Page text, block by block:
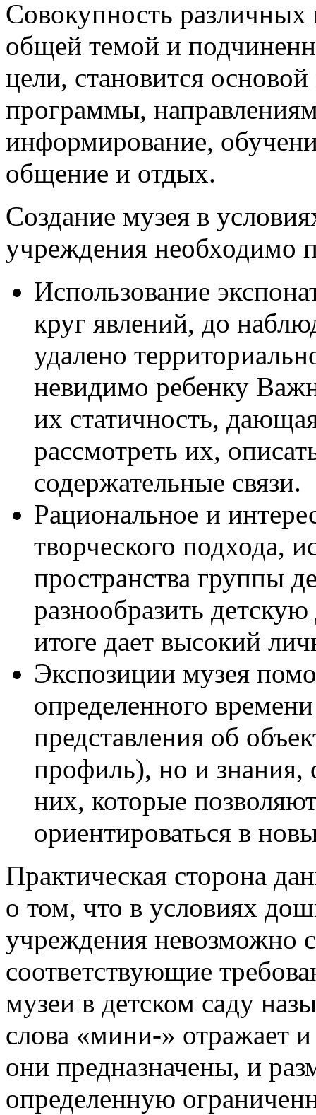
Совокупность
общей темой и
цели, становится
программы,
информирование,
общение и отдых.
Создание музея в
учреждения необходимо
Использование
круг явлений, до
удалено
невидимо ребенку
их статичность,
рассмотреть их,
содержательные связи.
Рациональное и
творческого подхода,
пространства группы
разнообразить
итоге дает высокий
Экспозиции музея
определенного
представления об
профиль), но и знания,
них, которые
ориентироваться в
Практическая сторона
о том, что в условиях
учреждения невозможно
соответствующие
музеи в детском саду
слова «мини-» отражает
они предназначены, и
определенную